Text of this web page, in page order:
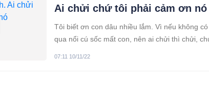
Ai chửi chứ tôi phải cảm ơn nó
Tôi biết ơn con dâu nhiều lắm. Vì nếu không
qua nổi cú sốc mất con, nên ai chửi thì chửi,
07:11 10/11/22